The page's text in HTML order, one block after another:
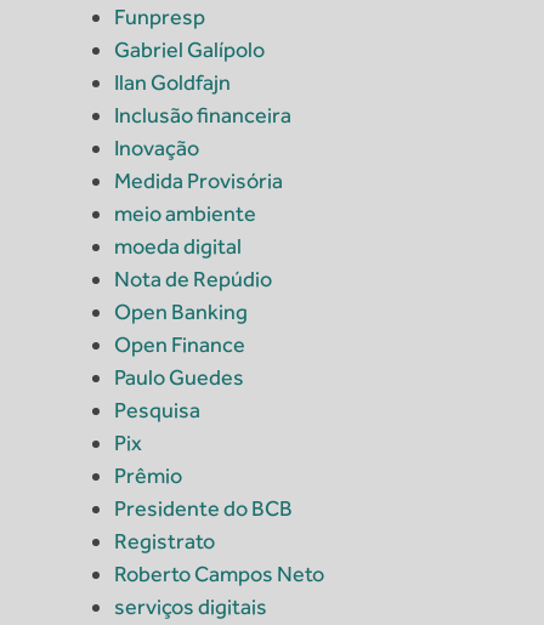
Funpresp
Gabriel Galípolo
Ilan Goldfajn
Inclusão financeira
Inovação
Medida Provisória
meio ambiente
moeda digital
Nota de Repúdio
Open Banking
Open Finance
Paulo Guedes
Pesquisa
Pix
Prêmio
Presidente do BCB
Registrato
Roberto Campos Neto
serviços digitais